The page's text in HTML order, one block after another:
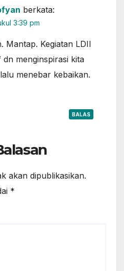
berkata:
3:39 pm
Mantap. Kegiatan LDII
dn menginspirasi kita
menebar kebaikan.
BALAS
akan dipublikasikan.
*